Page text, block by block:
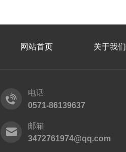
网站首页 关于我们
电话
0571-86139637
邮箱
3472761974@qq.com